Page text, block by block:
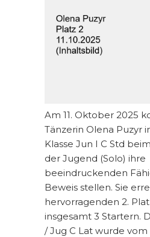
Am 11. Oktober 2025
Tänzerin Olena Puzyr
Klasse Jun I C Std
der Jugend (Solo) ihre
beeindruckenden
Beweis stellen. Sie
hervorragenden 2.
insgesamt 3 Startern.
/ Jug C Lat wurde vom